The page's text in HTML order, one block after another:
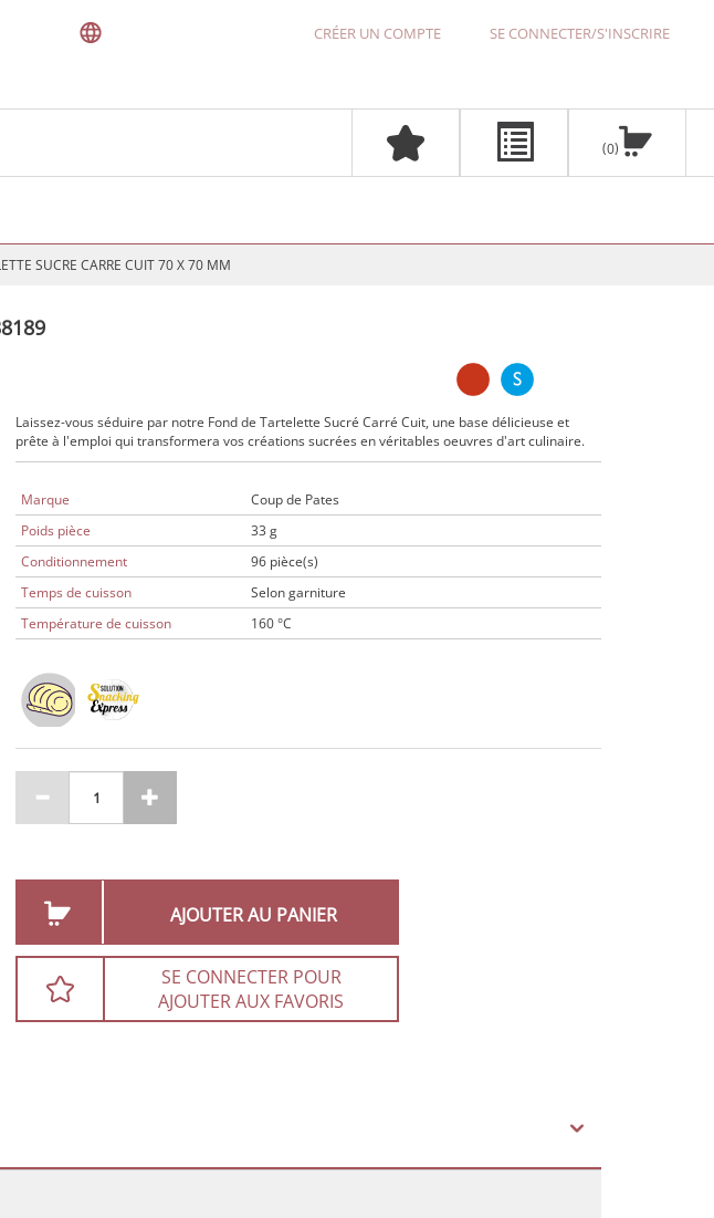
CRÉER UN COMPTE SE CONNECTER/S'INSCRIRE
0
SUCRE CARRE CUIT 70 X 70 MM
Laissez-vous séduire par notre Fond de Tartelette Sucré Carré Cuit, une base délicieuse et
prête à l'emploi qui transformera vos créations sucrées en véritables oeuvres d'art culinaire.
Marque
Coup de Pates
Poids pièce
33 g
Conditionnement
96 pièce(s)
Temps de cuisson
Selon garniture
Température de cuisson
160 °C
AJOUTER AU PANIER
SE CONNECTER POUR
AJOUTER AUX FAVORIS